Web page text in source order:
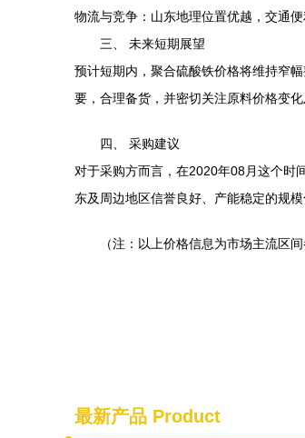
物流与竞争：山东地理位置优越，交通
三、 未来短期展望
预计短期内，聚合硫酸铁价格将维持窄
要，合理备货，并密切关注原料价格变
四、 采购建议
对于采购方而言，在2020年08月这个时
东及周边地区信誉良好、产能稳定的规
（注：以上价格信息为市场主流区
最新产品 Product